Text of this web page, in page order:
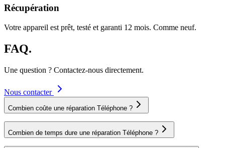
Récupération
Votre appareil est prêt, testé et garanti 12 mois. Comme neuf.
FAQ.
Une question ? Contactez-nous directement.
Nous contacter
Combien coûte une réparation Téléphone ?
Combien de temps dure une réparation Téléphone ?